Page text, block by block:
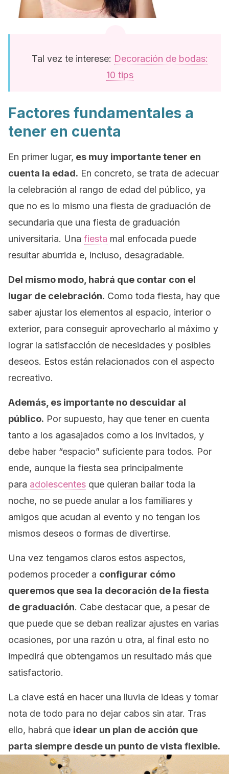
Tal vez te interese: Decoración de bodas:
10 tips
Factores fundamentales a
tener en cuenta
En primer lugar, es muy importante tener en
cuenta la edad. En concreto, se trata de adecuar
la celebración al rango de edad del público, ya
que no es lo mismo una fiesta de graduación de
secundaria que una fiesta de graduación
universitaria. Una fiesta mal enfocada puede
resultar aburrida e, incluso, desagradable.
Del mismo modo, habrá que contar con el
lugar de celebración. Como toda fiesta, hay que
saber ajustar los elementos al espacio, interior o
exterior, para conseguir aprovecharlo al máximo y
lograr la satisfacción de necesidades y posibles
deseos. Estos están relacionados con el aspecto
recreativo.
Además, es importante no descuidar al
público. Por supuesto, hay que tener en cuenta
tanto a los agasajados como a los invitados, y
debe haber “espacio” suficiente para todos. Por
ende, aunque la fiesta sea principalmente
para adolescentes que quieran bailar toda la
noche, no se puede anular a los familiares y
amigos que acudan al evento y no tengan los
mismos deseos o formas de divertirse.
Una vez tengamos claros estos aspectos,
podemos proceder a configurar cómo
queremos que sea la decoración de la fiesta
de graduación. Cabe destacar que, a pesar de
que puede que se deban realizar ajustes en varias
ocasiones, por una razón u otra, al final esto no
impedirá que obtengamos un resultado más que
satisfactorio.
La clave está en hacer una lluvia de ideas y tomar
nota de todo para no dejar cabos sin atar. Tras
ello, habrá que idear un plan de acción que
parta siempre desde un punto de vista flexible.